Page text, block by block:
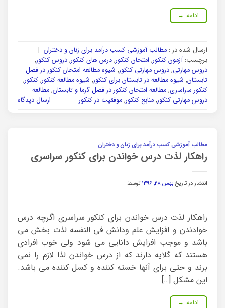
ادامه →
ارسال شده در : مطالب آموزشی کسب درآمد برای زنان و دختران |
برچسب:آزمون کنکور, امتحان کنکور, درس های کنکور, دروس کنکور,
دروس مهارتی, دروس مهارتی کنکور, شیوه مطالعه امتحان کنکور در فصل
تابستان, شیوه مطالعه در تابستان برای کنکور, شیوه مطالعه کنکور, کنکور,
کنکور سراسری, مطالعه امتحان کنکور در فصل گرما و تابستان, مطالعه
دروس مهارتی کنکور, منابع کنکور, موفقیت در کنکور ارسال دیدگاه
مطالب آموزشی کسب درآمد برای زنان و دختران
راهکار لذت درس خواندن برای کنکور سراسری
انتشار در تاریخبهمن ۲۸, ۱۳۹۶ توسط
راهکار لذت درس خواندن برای کنکور سراسری اگرچه درس
خوادندن و افزایش علم ودانش فی النفسه لذت بخش می
باشد و موجب افزایش دانایی می شود ولی خوب افرادی
هستند که گلایه دارند که از درس خواندن لذا لازم را نمی
برند و حتی برای آنها خسته کننده و کسل کننده می باشد.
این مشکل […]
ادامه →